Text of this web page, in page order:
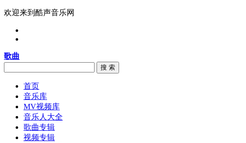
欢迎来到酷声音乐网
歌曲
搜 索
首页
音乐库
MV视频库
音乐人大全
歌曲专辑
视频专辑